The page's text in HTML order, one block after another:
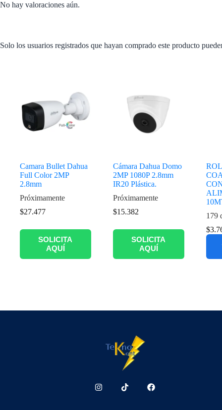
No hay valoraciones aún.
Solo los usuarios registrados que hayan comprado este producto
Camara Bullet Dahua
Full Color 2MP
2.8mm
Próximamente
$27.477
SOLICITA
AQUÍ
Cámara Dahua Domo
2MP 1080P 2.8mm
IR20 Plástica.
Próximamente
$15.382
SOLICITA
AQUÍ
179
$